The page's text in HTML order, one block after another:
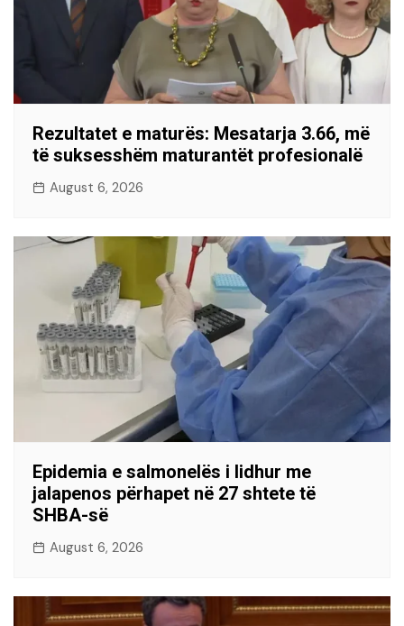
Rezultatet e maturës: Mesatarja 3.66, më
të suksesshëm maturantët profesionalë
August 6, 2026
Epidemia e salmonelës i lidhur me
jalapenos përhapet në 27 shtete të
SHBA-së
August 6, 2026